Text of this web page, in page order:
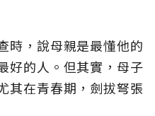
時，說母親是最懂他的
好的人。但其實，母子
其在青春期，劍拔弩張